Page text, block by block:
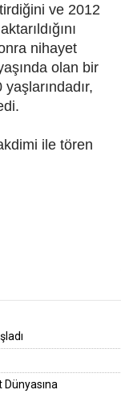
ve 2012
nihayet
olan bir
ile tören
Dünyasına